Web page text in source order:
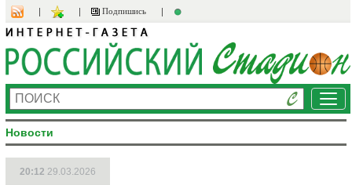
Подпишись
Новости
20:12 29.03.2026